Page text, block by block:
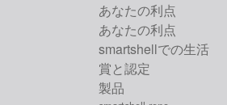
あなたの利点
あなたの利点
smartshellでの生活
賞と認定
製品